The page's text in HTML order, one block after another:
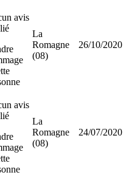
avis
La
Romagne
(08)
26/10/2020
avis
La
Romagne
(08)
24/07/2020